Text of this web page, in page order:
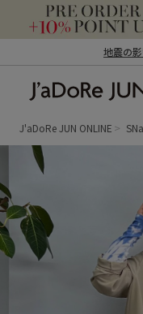
地震の
ン オンライン）
J'aDoRe JUN ONLINE